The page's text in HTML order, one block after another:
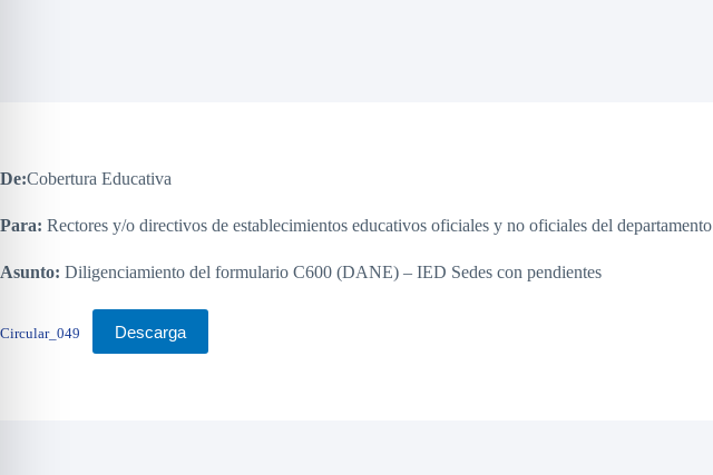
De:Cobertura Educativa
Para: Rectores y/o directivos de establecimientos educativos oficiales y no oficiales del departamento
Asunto: Diligenciamiento del formulario C600 (DANE) – IED Sedes con pendientes
Circular_049 Descarga